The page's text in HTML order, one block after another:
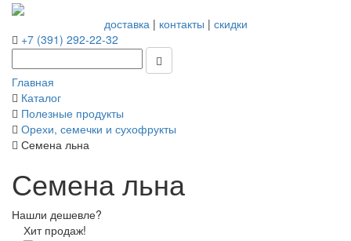
доставка| контакты | скидки
+7 (391) 292-22-32
Главная
Каталог
Полезные продукты
Орехи, семечки и сухофрукты
Семена льна
Семена льна
Нашли дешевле?
Хит продаж!